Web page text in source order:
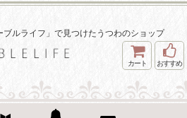
ルライフ」で見つけたうつわのショップ
カート おすすめ